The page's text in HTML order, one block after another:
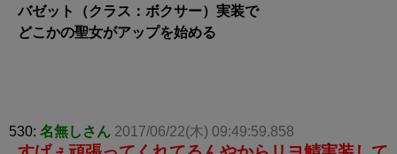
バゼット（クラス：ボクサー）実装で
どこかの聖女がアップを始める
530: 名無しさん 2017/06/22(木) 09:49:59.858